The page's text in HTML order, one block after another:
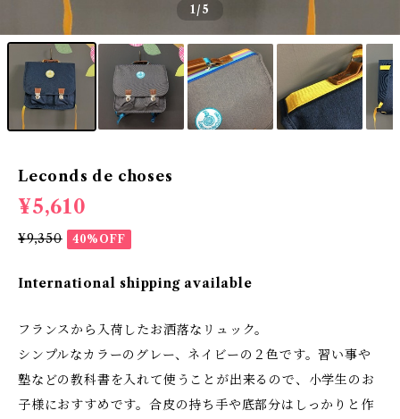
1/5
Leconds de choses
¥5,610
¥9,350 40%OFF
International shipping available
フランスから入荷したお洒落なリュック。
シンプルなカラーのグレー、ネイビーの２色です。習い事や
塾などの教科書を入れて使うことが出来るので、小学生のお
子様におすすめです。合皮の持ち手や底部分はしっかりと作